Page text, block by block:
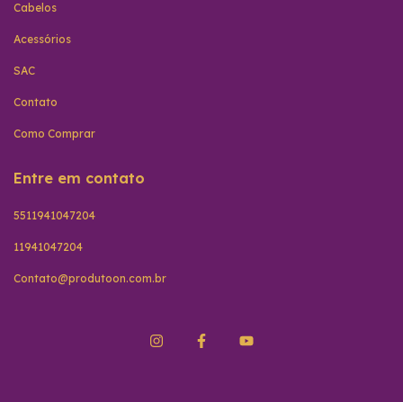
Cabelos
Acessórios
SAC
Contato
Como Comprar
Entre em contato
5511941047204
11941047204
Contato@produtoon.com.br